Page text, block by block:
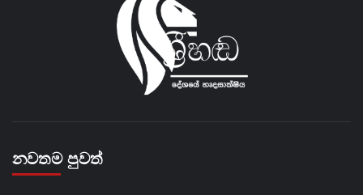
නවතම පුවත්